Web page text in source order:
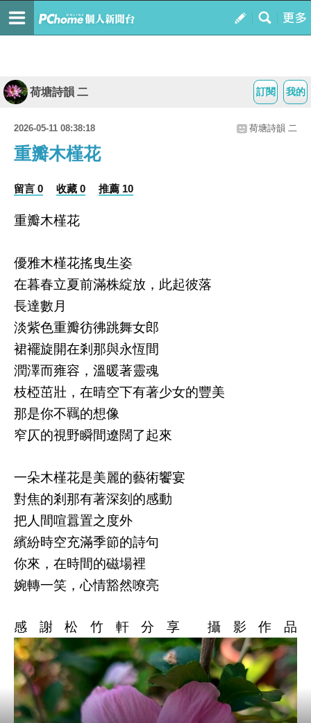
我的
訂閱
荷塘詩韻 二
2026-05-11 08:38:18 荷塘詩韻 二
重瓣木槿花
留言 0 收藏 0 推薦 10
重瓣木槿花
優雅木槿花搖曳生姿
在暮春立夏前滿株綻放，此起彼落
長達數月
淡紫色重瓣彷彿跳舞女郎
裙襬旋開在剎那與永恆間
潤澤而雍容，溫暖著靈魂
枝椏茁壯，在晴空下有著少女的豐美
那是你不羈的想像
窄仄的視野瞬間遼闊了起來
一朵木槿花是美麗的藝術饗宴
對焦的剎那有著深刻的感動
把人間喧囂置之度外
繽紛時空充滿季節的詩句
你來，在時間的磁場裡
婉轉一笑，心情豁然嘹亮
感謝松竹軒分享 攝影作品